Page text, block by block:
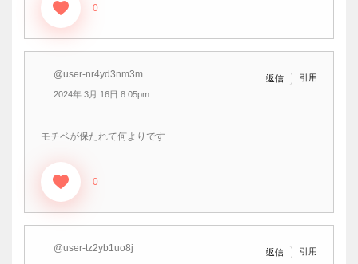
0
@user-nr4yd3nm3m
2024年 3月 16日 8:05pm
返信 引用
モチベが保たれて何よりです
0
@user-tz2yb1uo8j 返信 引用